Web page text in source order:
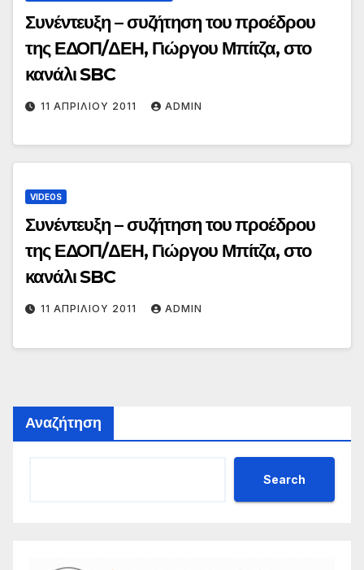
Συνέντευξη – συζήτηση του προέδρου
της ΕΔΟΠ/ΔΕΗ, Γιώργου Μπίτζα, στο
κανάλι SBC
11 ΑΠΡΙΛΊΟΥ 2011 ADMIN
VIDEOS
Συνέντευξη – συζήτηση του προέδρου
της ΕΔΟΠ/ΔΕΗ, Γιώργου Μπίτζα, στο
κανάλι SBC
11 ΑΠΡΙΛΊΟΥ 2011 ADMIN
Αναζήτηση
Search